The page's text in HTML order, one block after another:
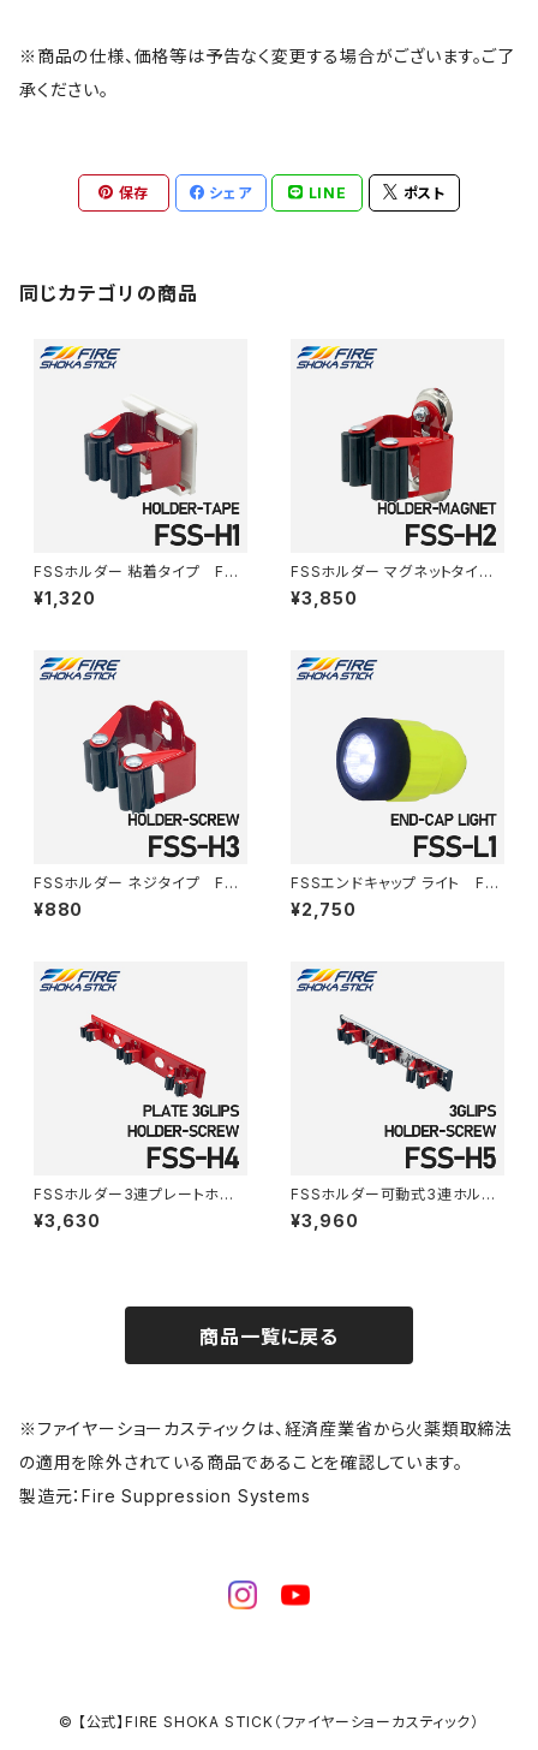
※商品の仕様、価格等は予告なく変更する場合がございます。ご了
承ください。
保存 シェア LINE ポスト
同じカテゴリの商品
FSSホルダー 粘着タイプ FSS
-H1
¥1,320
FSSホルダー マグネットタイ
プ FSS-H2
¥3,850
FSSホルダー ネジタイプ FSS
-H3
¥880
FSSエンドキャップ ライト FS
S-L1
¥2,750
FSSホルダー3連プレートホル
ダー ネジタイプ FSS-H4
¥3,630
FSSホルダー可動式3連ホルダ
ー ネジタイプ FSS-H5
¥3,960
商品一覧に戻る
※ファイヤーショーカスティックは、経済産業省から火薬類取締法
の適用を除外されている商品であることを確認しています。
製造元：Fire Suppression Systems
© 【公式】FIRE SHOKA STICK（ファイヤーショーカスティック）